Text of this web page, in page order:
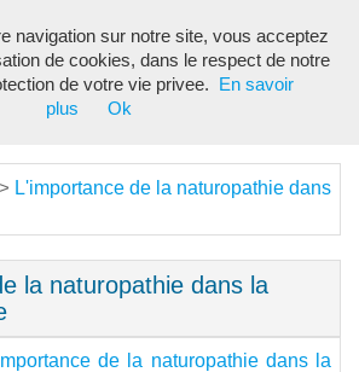
> L'importance de la naturopathie dans
la naturopathie dans la
de la naturopathie dans la
navigation sur notre site, vous acceptez
de cookies, dans le respect de notre
de votre vie privee.
En savoir
plus
Ok